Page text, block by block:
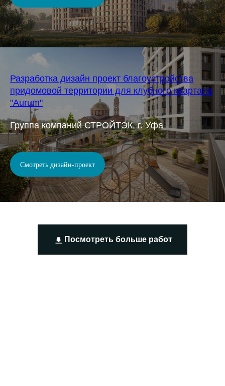
Разработка дизайн проект благоустройства
придомовой территории для клубного квартала
"Aurum"
Группа компаний СТРОЙТЭК, г. Уфа
Смотреть дизайн-проект
Посмотреть больше работ